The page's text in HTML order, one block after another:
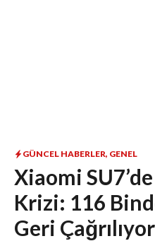
GÜNCEL HABERLER, GENEL
Xiaomi
Krizi: 116
Geri Çağrılıyor